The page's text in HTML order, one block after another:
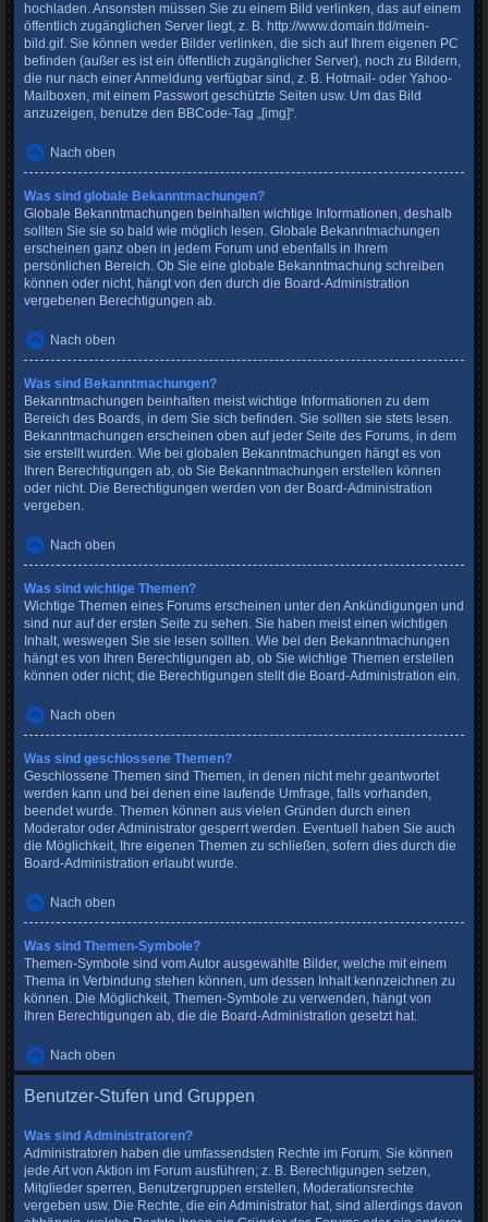
hochladen. Ansonsten müssen Sie zu einem Bild verlinken, das auf einem
öffentlich zugänglichen Server liegt, z. B. http://www.domain.tld/mein-
bild.gif. Sie können weder Bilder verlinken, die sich auf Ihrem eigenen PC
befinden (außer es ist ein öffentlich zugänglicher Server), noch zu Bildern,
die nur nach einer Anmeldung verfügbar sind, z. B. Hotmail- oder Yahoo-
Mailboxen, mit einem Passwort geschützte Seiten usw. Um das Bild
anzuzeigen, benutze den BBCode-Tag „[img]“.
Nach oben
Was sind globale Bekanntmachungen?
Globale Bekanntmachungen beinhalten wichtige Informationen, deshalb
sollten Sie sie so bald wie möglich lesen. Globale Bekanntmachungen
erscheinen ganz oben in jedem Forum und ebenfalls in Ihrem
persönlichen Bereich. Ob Sie eine globale Bekanntmachung schreiben
können oder nicht, hängt von den durch die Board-Administration
vergebenen Berechtigungen ab.
Nach oben
Was sind Bekanntmachungen?
Bekanntmachungen beinhalten meist wichtige Informationen zu dem
Bereich des Boards, in dem Sie sich befinden. Sie sollten sie stets lesen.
Bekanntmachungen erscheinen oben auf jeder Seite des Forums, in dem
sie erstellt wurden. Wie bei globalen Bekanntmachungen hängt es von
Ihren Berechtigungen ab, ob Sie Bekanntmachungen erstellen können
oder nicht. Die Berechtigungen werden von der Board-Administration
vergeben.
Nach oben
Was sind wichtige Themen?
Wichtige Themen eines Forums erscheinen unter den Ankündigungen und
sind nur auf der ersten Seite zu sehen. Sie haben meist einen wichtigen
Inhalt, weswegen Sie sie lesen sollten. Wie bei den Bekanntmachungen
hängt es von Ihren Berechtigungen ab, ob Sie wichtige Themen erstellen
können oder nicht; die Berechtigungen stellt die Board-Administration ein.
Nach oben
Was sind geschlossene Themen?
Geschlossene Themen sind Themen, in denen nicht mehr geantwortet
werden kann und bei denen eine laufende Umfrage, falls vorhanden,
beendet wurde. Themen können aus vielen Gründen durch einen
Moderator oder Administrator gesperrt werden. Eventuell haben Sie auch
die Möglichkeit, Ihre eigenen Themen zu schließen, sofern dies durch die
Board-Administration erlaubt wurde.
Nach oben
Was sind Themen-Symbole?
Themen-Symbole sind vom Autor ausgewählte Bilder, welche mit einem
Thema in Verbindung stehen können, um dessen Inhalt kennzeichnen zu
können. Die Möglichkeit, Themen-Symbole zu verwenden, hängt von
Ihren Berechtigungen ab, die die Board-Administration gesetzt hat.
Nach oben
Benutzer-Stufen und Gruppen
Was sind Administratoren?
Administratoren haben die umfassendsten Rechte im Forum. Sie können
jede Art von Aktion im Forum ausführen; z. B. Berechtigungen setzen,
Mitglieder sperren, Benutzergruppen erstellen, Moderationsrechte
vergeben usw. Die Rechte, die ein Administrator hat, sind allerdings davon